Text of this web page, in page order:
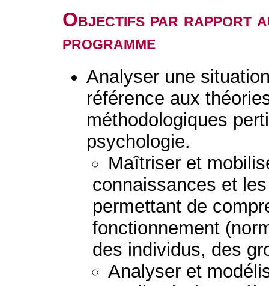
Objectifs par rapport
programme
Analyser une
référence aux
méthodologiques
psychologie.
Maîtriser et
connaissances et
permettant de
fonctionnement
des individus, des
Analyser et